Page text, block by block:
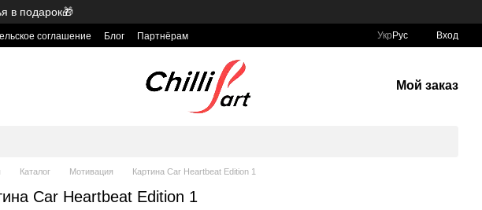
в подарок🎁
соглашение Блог Партнёрам Укр Рус Вход
Мой заказ
Каталог Мотивация Картина Car Heartbeat Edition 1
Car Heartbeat Edition 1